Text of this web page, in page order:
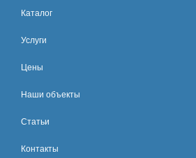
Каталог
Услуги
Цены
Наши объекты
Статьи
Контакты